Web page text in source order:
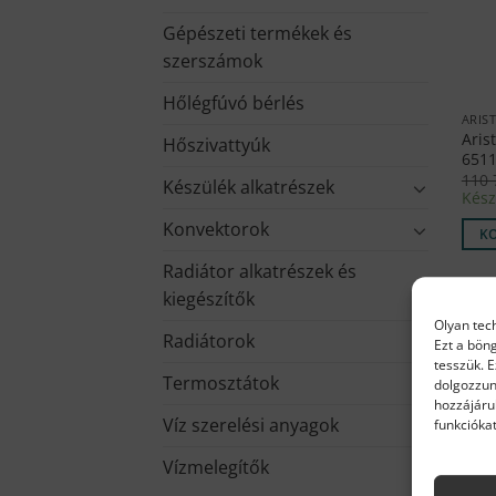
Olyan
Ezt a
tesszük.
Gépészeti termékek és
szerszámok
Hőlégfúvó bérlés
Hőszivattyúk
Készülék alkatrészek
Konvektorok
Radiátor alkatrészek és
kiegészítők
Radiátorok
Termosztátok
Víz szerelési anyagok
Vízmelegítők
110